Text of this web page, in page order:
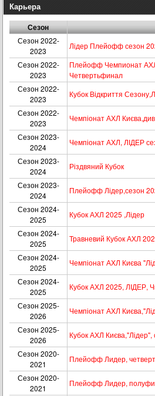
Карьера
Сезон
Сезон 2022-
2023
Лідер Плейофф сезон
Сезон 2022-
2023
Плейофф Чемпионат
Четвертьфинал
Сезон 2022-
2023
Кубок Відкриття
Сезон 2022-
2023
Чемпіонат АХЛ
Сезон 2023-
2024
Чемпіонат АХЛ, ЛІДЕР
Сезон 2023-
2024
Різдвяний Кубок
Сезон 2023-
2024
Плейофф Лідер,сезон
Сезон 2024-
2025
Кубок АХЛ 2025 ,Лідер
Сезон 2024-
2025
Травневий Кубок АХЛ
Сезон 2024-
2025
Чемпіонат АХЛ Києва
Сезон 2024-
2025
Кубок АХЛ 2025, ЛІДЕР,
Сезон 2025-
2026
Чемпіонат АХЛ
Сезон 2025-
2026
Кубок АХЛ Києва,"Лідер",
Сезон 2020-
2021
Плейофф Лидер,
Сезон 2020-
2021
Плейофф Лидер,